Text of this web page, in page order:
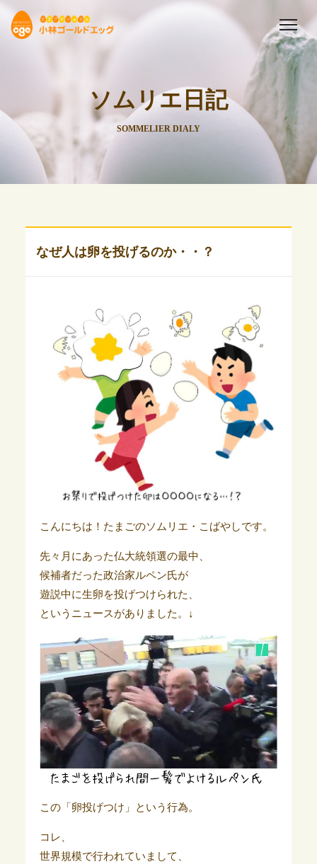
ソムリエ日記
SOMMELIER DIALY
なぜ人は卵を投げるのか・・？
こんにちは！たまごのソムリエ・こばやしです。
先々月にあった仏大統領選の最中、
候補者だった政治家ルペン氏が
遊説中に生卵を投げつけられた、
というニュースがありました。↓
この「卵投げつけ」という行為。
コレ、
世界規模で行われていまして、